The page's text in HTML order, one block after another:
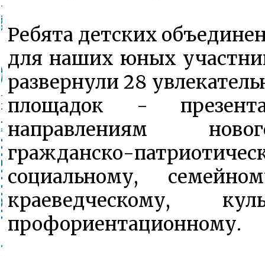
Ребята детских
для наших юных
развернули 28
площадок -
направлениям
гражданско-
социальному,
краеведческому,
профориентационному.